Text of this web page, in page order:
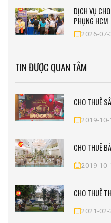
DỊCH VỤ
PHỤNG HCM
2026-07-
TIN ĐƯỢC QUAN TÂM
CHO THUÊ
2019-10-
CHO THUÊ
2019-10-
CHO THUÊ
2021-02-